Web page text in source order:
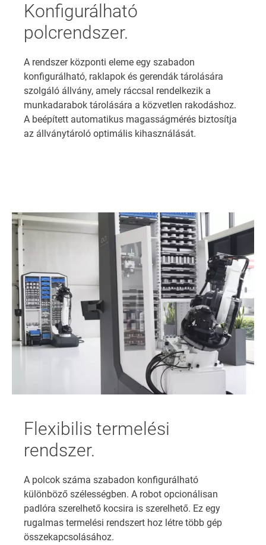
Konfigurálható
polcrendszer.
A rendszer központi eleme egy szabadon
konfigurálható, raklapok és gerendák tárolására
szolgáló állvány, amely ráccsal rendelkezik a
munkadarabok tárolására a közvetlen rakodáshoz.
A beépített automatikus magasságmérés biztosítja
az állványtároló optimális kihasználását.
Flexibilis termelési
rendszer.
A polcok száma szabadon konfigurálható
különböző szélességben. A robot opcionálisan
padlóra szerelhető kocsira is szerelhető. Ez egy
rugalmas termelési rendszert hoz létre több gép
összekapcsolásához.